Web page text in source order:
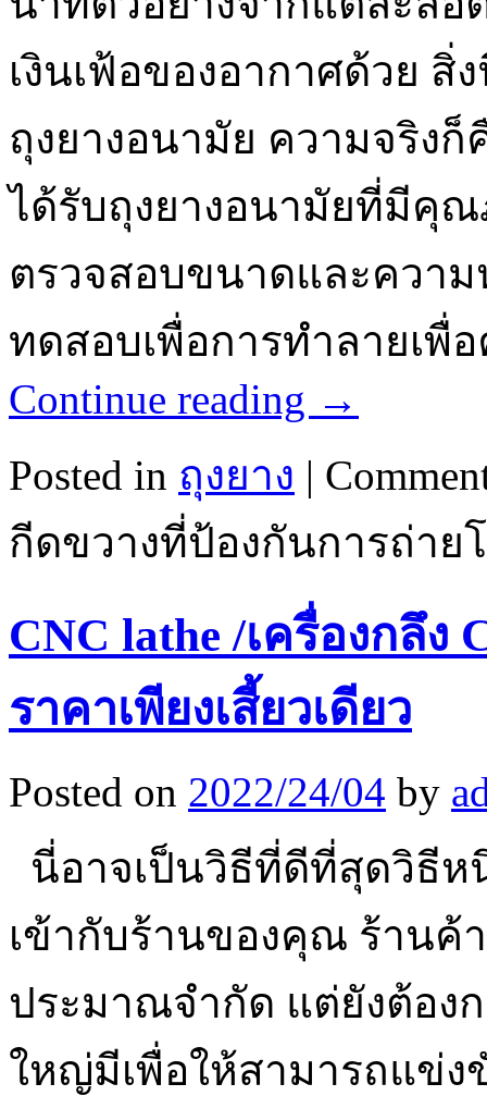
เงินเฟ้อของอากาศด้วย สิ่
ถุงยางอนามัย ความจริง
ได้รับถุงยางอนามัยที่มีคุณ
ตรวจสอบขนาดและความ
ทดสอบเพื่อการทำลายเพื่
Continue reading →
Posted in ถุงยาง |
กีดขวางที่ป้องกันการถ่าย
CNC lathe /เครื่องกลึ
ราคาเพียงเสี้ยวเดียว
Posted on 2022/24/04 by
นี่อาจเป็นวิธีที่ดีที่สุดวิธีห
เข้ากับร้านของคุณ ร้านค้
ประมาณจำกัด แต่ยังต้อง
ใหญ่มีเพื่อให้สามารถแข่